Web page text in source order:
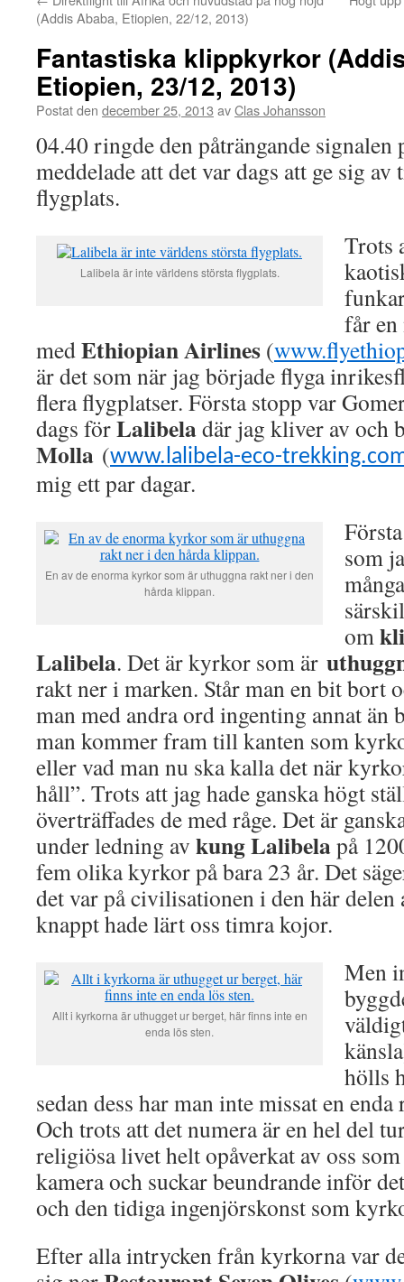
(Addis Ababa, Etiopien, 22/12, 2013)
Fantastiska klippkyrkor
Etiopien, 23/12, 2013)
Postat den december 25, 2013 avClas Johansson
04.40 ringde den påträngande signalen
meddelade att det var dags att ge sig
flygplats.
Lalibela är inte världens största flygplats.
Trots
får
medEthiopian Airlines (
är det som när jag började flyga
flera flygplatser. Första stopp var
dags förLalibeladär jag kliver av och
Molla (www.lalibela-eco-
mig ett par dagar.
En av de enorma kyrkor som är uthuggna rakt ner i den
hårda klippan.
som
om
Lalibela. Det är kyrkor som är
rakt ner i marken. Står man en bit bort
man med andra ord ingenting annat än
man kommer fram till kanten som
eller vad man nu ska kalla det när
håll”. Trots att jag hade ganska högt
överträffades de med råge. Det är
under ledning av kung Lalibelapå
fem olika kyrkor på bara 23 år. Det
det var på civilisationen i den här
knappt hade lärt oss timra kojor.
Allt i kyrkorna är uthugget ur berget, här finns inte en
enda lös sten.
Men
hölls
sedan dess har man inte missat en
Och trots att det numera är en hel del
religiösa livet helt opåverkat av oss
kamera och suckar beundrande inför
och den tidiga ingenjörskonst som
Efter alla intrycken från kyrkorna var